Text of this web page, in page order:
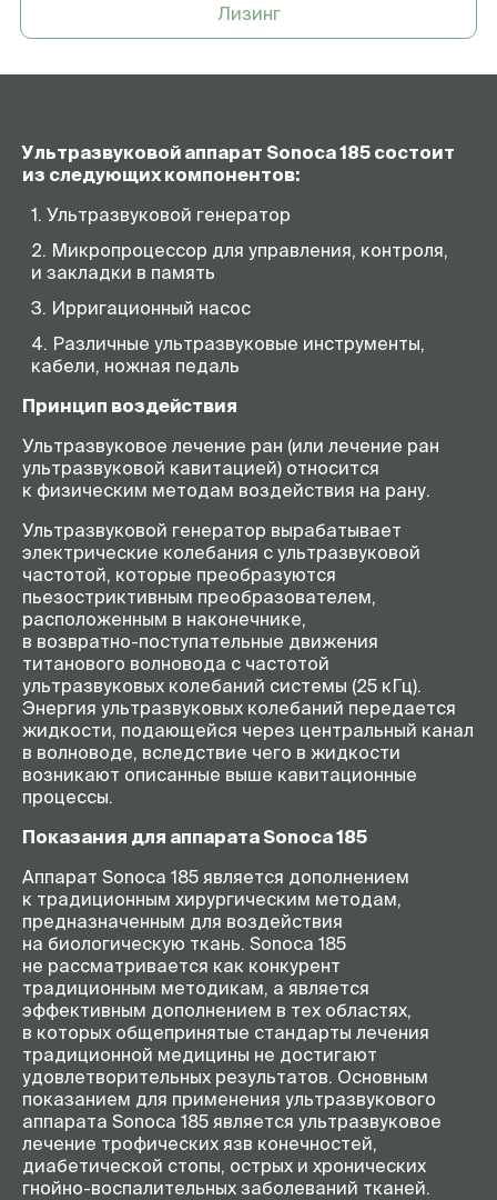
Лизинг
Ультразвуковой аппарат Sonoca 185 состоит
из следующих компонентов:
Ультразвуковой генератор
Микропроцессор для управления, контроля,
и закладки в память
Ирригационный насос
Различные ультразвуковые инструменты,
кабели, ножная педаль
Принцип воздействия
Ультразвуковое лечение ран (или лечение ран
ультразвуковой кавитацией) относится
к физическим методам воздействия на рану.
Ультразвуковой генератор вырабатывает
электрические колебания с ультразвуковой
частотой, которые преобразуются
пьезостриктивным преобразователем,
расположенным в наконечнике,
в возвратно-поступательные движения
титанового волновода с частотой
ультразвуковых колебаний системы (25 кГц).
Энергия ультразвуковых колебаний передается
жидкости, подающейся через центральный канал
в волноводе, вследствие чего в жидкости
возникают описанные выше кавитационные
процессы.
Показания для аппарата Sonoca 185
Аппарат Sonoca 185 является дополнением
к традиционным хирургическим методам,
предназначенным для воздействия
на биологическую ткань. Sonoca 185
не рассматривается как конкурент
традиционным методикам, а является
эффективным дополнением в тех областях,
в которых общепринятые стандарты лечения
традиционной медицины не достигают
удовлетворительных результатов. Основным
показанием для применения ультразвукового
аппарата Sonoca 185 является ультразвуковое
лечение трофических язв конечностей,
диабетической стопы, острых и хронических
гнойно-воспалительных заболеваний тканей.